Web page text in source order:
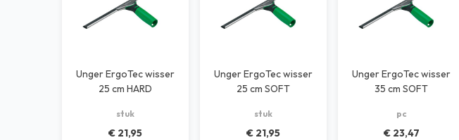
Unger ErgoTec wisser
25 cm HARD
stuk
€ 21,95
Unger ErgoTec wisser
25 cm SOFT
stuk
€ 21,95
Unger ErgoTec wisser
35 cm SOFT
pc
€ 23,47